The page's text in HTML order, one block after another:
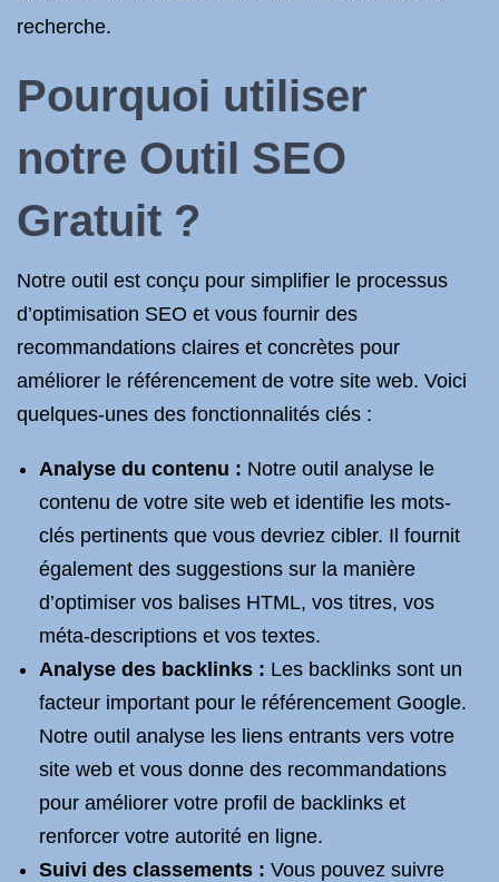
recherche.
Pourquoi utiliser
notre Outil SEO
Gratuit ?
Notre outil est conçu pour simplifier le processus
d’optimisation SEO et vous fournir des
recommandations claires et concrètes pour
améliorer le référencement de votre site web. Voici
quelques-unes des fonctionnalités clés :
Analyse du contenu : Notre outil analyse le
contenu de votre site web et identifie les mots-
clés pertinents que vous devriez cibler. Il fournit
également des suggestions sur la manière
d’optimiser vos balises HTML, vos titres, vos
méta-descriptions et vos textes.
Analyse des backlinks : Les backlinks sont un
facteur important pour le référencement Google.
Notre outil analyse les liens entrants vers votre
site web et vous donne des recommandations
pour améliorer votre profil de backlinks et
renforcer votre autorité en ligne.
Suivi des classements : Vous pouvez suivre